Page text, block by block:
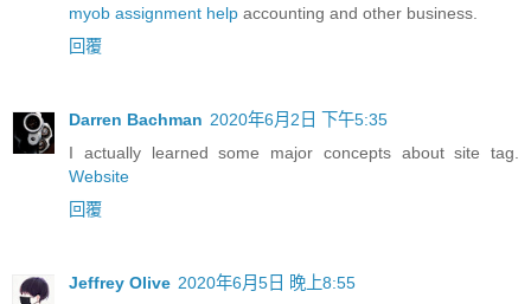
myob assignment help accounting and other business.
回覆
Darren Bachman 2020年6月2日 下午5:35
I actually learned some major concepts about site tag.
Website
回覆
Jeffrey Olive 2020年6月5日 晚上8:55